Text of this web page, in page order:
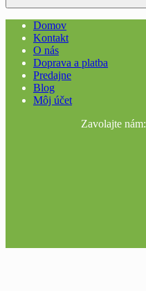
Domov
Kontakt
O nás
Doprava a platba
Predajne
Blog
Môj účet
Zavolajte nám: